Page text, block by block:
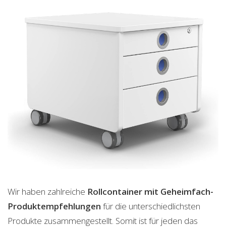
Wir haben zahlreiche Rollcontainer mit Geheimfach-
Produktempfehlungen für die unterschiedlichsten
Produkte zusammengestellt. Somit ist für jeden das